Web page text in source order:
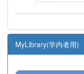
MyLibrary(学内者用)